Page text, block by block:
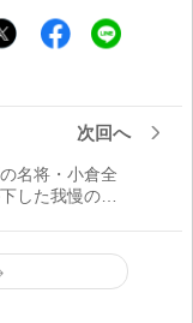
次回へ
名将・小倉全
した我慢の投